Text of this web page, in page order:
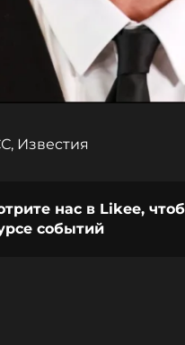
Известия
нас в Likee,
событий